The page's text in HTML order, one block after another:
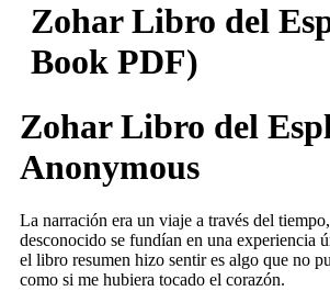
Zohar Libro del
Book PDF)
Zohar Libro del
Anonymous
La narración era un viaje a través del
desconocido se fundían en una experiencia
el libro resumen hizo sentir es algo que no
como si me hubiera tocado el corazón.